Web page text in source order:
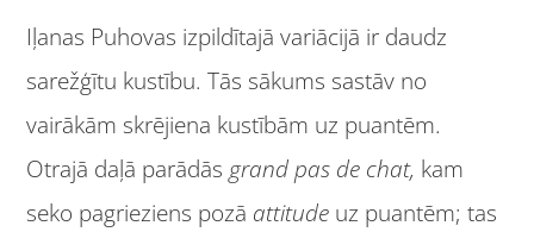
Iļanas Puhovas izpildītajā variācijā ir daudz
sarežģītu kustību. Tās sākums sastāv no
vairākām skrējiena kustībām uz puantēm.
Otrajā daļā parādāsgrand pas de chat, kam
seko pagrieziens pozā attitude uz puantēm; tas